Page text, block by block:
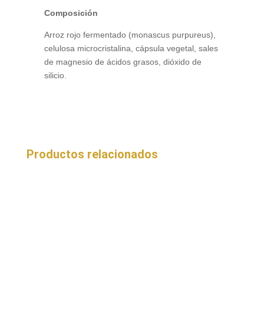
Composición
Arroz rojo fermentado (monascus purpureus),
celulosa microcristalina, cápsula vegetal, sales
de magnesio de ácidos grasos, dióxido de
silicio.
Productos relacionados